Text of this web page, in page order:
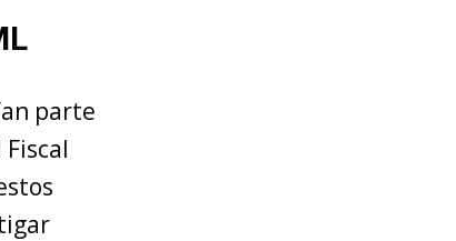
parte